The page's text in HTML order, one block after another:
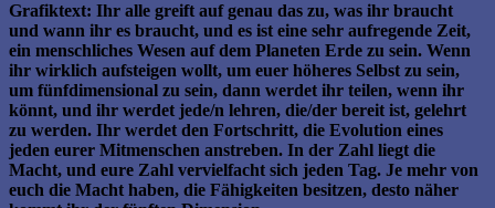
Grafiktext: Ihr alle greift auf genau das zu, was ihr braucht
und wann ihr es braucht, und es ist eine sehr aufregende Zeit,
ein menschliches Wesen auf dem Planeten Erde zu sein. Wenn
ihr wirklich aufsteigen wollt, um euer höheres Selbst zu sein,
um fünfdimensional zu sein, dann werdet ihr teilen, wenn ihr
könnt, und ihr werdet jede/n lehren, die/der bereit ist, gelehrt
zu werden. Ihr werdet den Fortschritt, die Evolution eines
jeden eurer Mitmenschen anstreben. In der Zahl liegt die
Macht, und eure Zahl vervielfacht sich jeden Tag. Je mehr von
euch die Macht haben, die Fähigkeiten besitzen, desto näher